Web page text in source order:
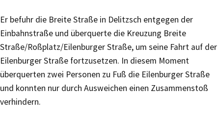
Er befuhr die Breite Straße in Delitzsch entgegen der
Einbahnstraße und überquerte die Kreuzung Breite
Straße/Roßplatz/Eilenburger Straße, um seine Fahrt auf der
Eilenburger Straße fortzusetzen. In diesem Moment
überquerten zwei Personen zu Fuß die Eilenburger Straße
und konnten nur durch Ausweichen einen Zusammenstoß
verhindern.